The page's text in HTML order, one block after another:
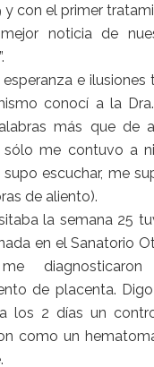
con el primer
noticia de
e ilusiones
conocí a la
más que de
sólo me contuvo a
escuchar, me
de aliento).
la semana 25
en el Sanatorio
de placenta.
los 2 días un
como un